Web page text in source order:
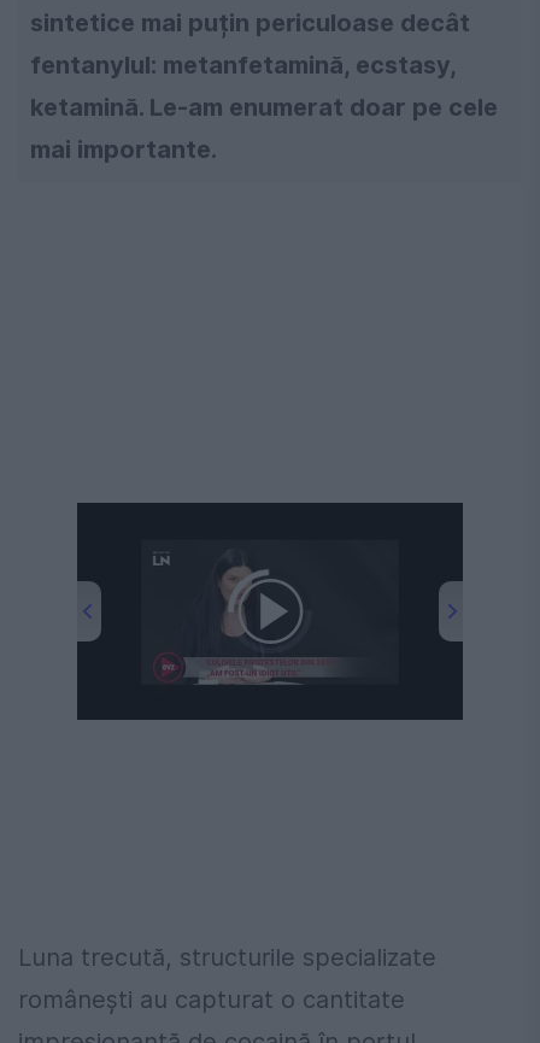
sintetice mai puțin periculoase decât
fentanylul: metanfetamină, ecstasy,
ketamină. Le-am enumerat doar pe cele
mai importante.
Luna trecută, structurile specializate
românești au capturat o cantitate